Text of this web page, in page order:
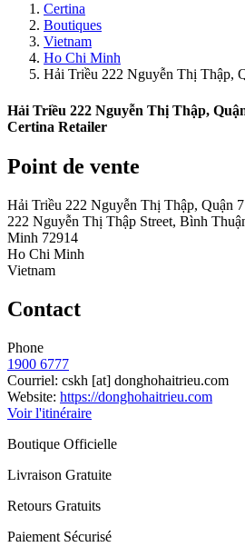
Certina
Boutiques
Vietnam
Ho Chi Minh
Hải Triều 222 Nguyễn Thị Thập,
Hải Triều 222 Nguyễn Thị Thập,
Certina Retailer
Point de vente
Hải Triều 222 Nguyễn Thị Thập, Quận 7
222 Nguyễn Thị Thập Street, Bình
Minh 72914
Ho Chi Minh
Vietnam
Contact
Phone
1900 6777
Courriel: cskh [at] donghohaitrieu.com
Website: https://donghohaitrieu.com
Voir l'itinéraire
Boutique Officielle
Livraison Gratuite
Retours Gratuits
Paiement Sécurisé